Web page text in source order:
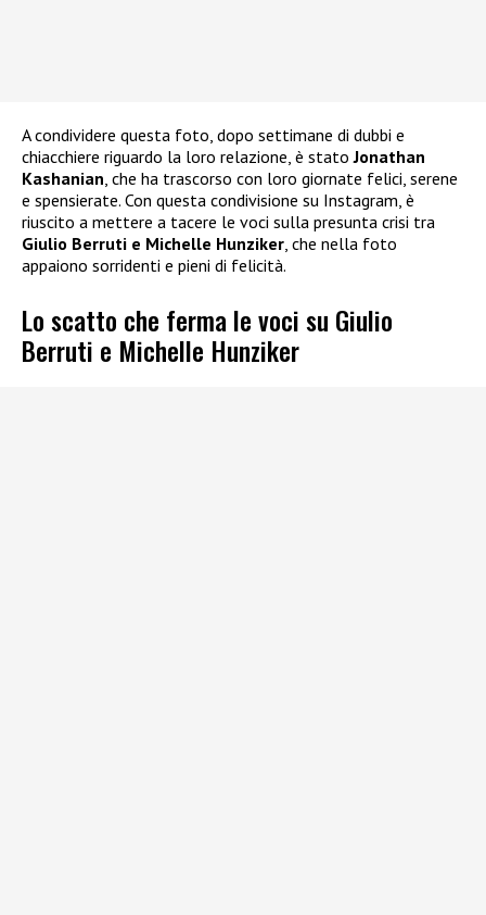
A condividere questa foto, dopo settimane di dubbi e
chiacchiere riguardo la loro relazione, è statoJonathan
Kashanian , che ha trascorso con loro giornate felici, serene
e spensierate. Con questa condivisione su Instagram, è
riuscito a mettere a tacere le voci sulla presunta crisi tra
Giulio Berruti e Michelle Hunziker , che nella foto
appaiono sorridenti e pieni di felicità.
Lo scatto che ferma le voci su Giulio
Berruti e Michelle Hunziker